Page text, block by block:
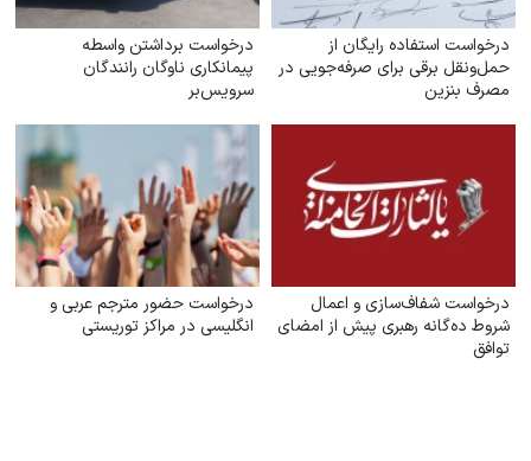
درخواست استفاده رایگان از
حمل‌ونقل برقی برای صرفه‌جویی در
مصرف بنزین
درخواست برداشتن واسطه
پیمانکاری ناوگان رانندگان
سرویس‌بر
درخواست شفاف‌سازی و اعمال
شروط ده‌گانه رهبری پیش از امضای
توافق
درخواست حضور مترجم عربی و
انگلیسی در مراکز توریستی